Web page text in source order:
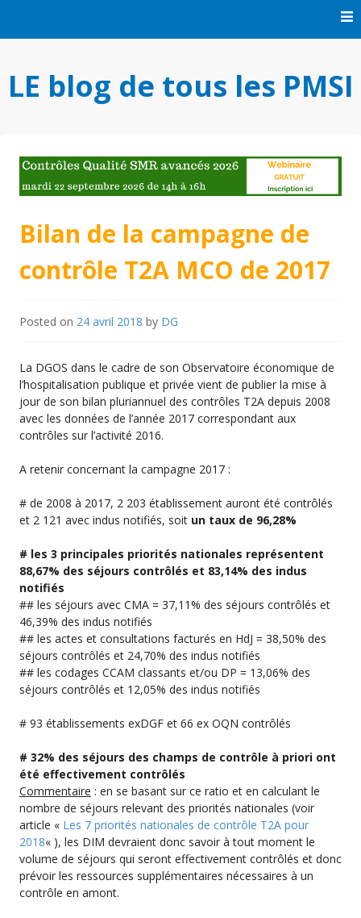
LE blog de tous les PMSI
Bilan de la campagne de
contrôle T2A MCO de 2017
Posted on 24 avril 2018 by DG
La DGOS dans le cadre de son Observatoire économique de
l’hospitalisation publique et privée vient de publier la mise à
jour de son bilan pluriannuel des contrôles T2A depuis 2008
avec les données de l’année 2017 correspondant aux
contrôles sur l’activité 2016.
A retenir concernant la campagne 2017 :
# de 2008 à 2017, 2 203 établissement auront été contrôlés
et 2 121 avec indus notifiés, soit un taux de 96,28%
# les 3 principales priorités nationales représentent
88,67% des séjours contrôlés et 83,14% des indus
notifiés
## les séjours avec CMA = 37,11% des séjours contrôlés et
46,39% des indus notifiés
## les actes et consultations facturés en HdJ = 38,50% des
séjours contrôlés et 24,70% des indus notifiés
## les codages CCAM classants et/ou DP = 13,06% des
séjours contrôlés et 12,05% des indus notifiés
# 93 établissements exDGF et 66 ex OQN contrôlés
# 32% des séjours des champs de contrôle à priori ont
été effectivement contrôlés
Commentaire : en se basant sur ce ratio et en calculant le
nombre de séjours relevant des priorités nationales (voir
article « Les 7 priorités nationales de contrôle T2A pour
2018« ), les DIM devraient donc savoir à tout moment le
volume de séjours qui seront effectivement contrôlés et donc
prévoir les ressources supplémentaires nécessaires à un
contrôle en amont.